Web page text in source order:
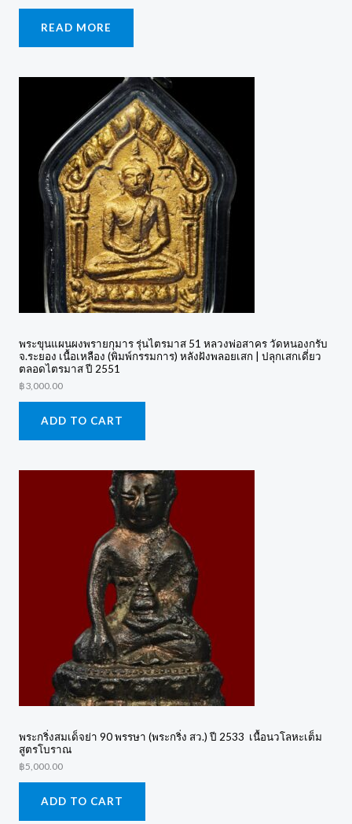
READ MORE
พระขุนแผนผงพรายกุมาร รุ่นไตรมาส 51 หลวงพ่อสาคร วัดหนองกรับ
จ.ระยอง เนื้อเหลือง (พิมพ์กรรมการ) หลังฝังพลอยเสก | ปลุกเสกเดี่ยว
ตลอดไตรมาส ปี 2551
฿3,000.00
ADD TO CART
พระกริ่งสมเด็จย่า 90 พรรษา (พระกริ่ง สว.) ปี 2533 เนื้อนวโลหะเต็ม
สูตรโบราณ
฿5,000.00
ADD TO CART